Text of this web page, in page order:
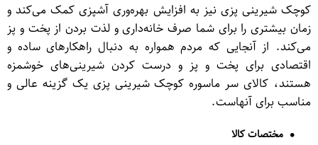
کوچک شیرینی پزی نیز به افزایش بهره‌وری آشپزی کمک می‌کند و
زمان بیشتری را برای شما صرف خانه‌داری و لذت بردن از پخت و پز
می‌کند. از آنجایی که مردم همواره به دنبال راهکارهای ساده و
اقتصادی برای پخت و پز و درست کردن شیرینی‌های خوشمزه
هستند، کالای سر ماسوره کوچک شیرینی پزی یک گزینه عالی و
مناسب برای آنهاست.
مختصات کالا